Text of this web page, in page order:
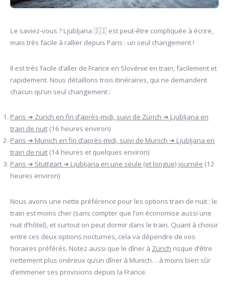
Le saviez-vous ? Ljubljana 🇸🇮 est peut-être compliquée à écrire,
mais très facile à rallier depuis Paris : un seul changement !
Il est très facile d’aller de France en Slovénie en train, facilement et
rapidement. Nous détaillons trois itinéraires, qui ne demandent
chacun qu’un seul changement :
Paris ➔ Zürich en fin d’après-midi, suivi de Zürich ➔ Ljubljana en
train de nuit (16 heures environ)
Paris ➔ Munich en fin d’après-midi, suivi de Munich ➔ Ljubljana en
train de nuit (14 heures et quelques environ)
Paris ➔ Stuttgart ➔ Ljubljana en une seule (et longue) journée (12
heures environ)
Nous avons une nette préférence pour les options train de nuit : le
train est moins cher (sans compter que l’on économise aussi une
nuit d’hôtel), et surtout on peut dormir dans le train. Quant à choisir
entre ces deux options nocturnes, cela va dépendre de vos
horaires préférés. Notez aussi que le dîner à Zürich risque d’être
nettement plus onéreux qu’un dîner à Munich… à moins bien sûr
d’emmener ses provisions depuis la France.